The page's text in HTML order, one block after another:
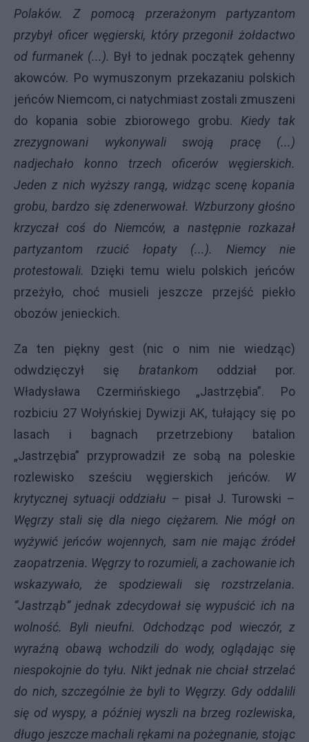
Polaków. Z pomocą przerażonym partyzantom
przybył oficer węgierski, który przegonił żołdactwo
od furmanek (...). Był to jednak początek gehenny
akowców. Po wymuszonym przekazaniu polskich
jeńców Niemcom, ci natychmiast zostali zmuszeni
do kopania sobie zbiorowego grobu. Kiedy tak
zrezygnowani wykonywali swoją pracę (...)
nadjechało konno trzech oficerów węgierskich.
Jeden z nich wyższy rangą, widząc scenę kopania
grobu, bardzo się zdenerwował. Wzburzony głośno
krzyczał coś do Niemców, a następnie rozkazał
partyzantom rzucić łopaty (...). Niemcy nie
protestowali.
Dzięki temu wielu polskich jeńców
przeżyło, choć musieli jeszcze przejść piekło
obozów jenieckich.
Za ten piękny gest (nic o nim nie wiedząc)
odwdzięczył się bratankom oddział por.
Władysława Czermińskiego „Jastrzębia”. Po
rozbiciu 27 Wołyńskiej Dywizji AK, tułający się po
lasach i bagnach przetrzebiony batalion
„Jastrzębia” przyprowadził ze sobą na poleskie
rozlewisko sześciu węgierskich jeńców. W
krytycznej sytuacji oddziału – pisał J. Turowski –
Węgrzy stali się dla niego ciężarem. Nie mógł on
wyżywić jeńców wojennych, sam nie mając źródeł
zaopatrzenia. Węgrzy to rozumieli, a zachowanie ich
wskazywało, że spodziewali się rozstrzelania.
“Jastrząb” jednak zdecydował się wypuścić ich na
wolność. Byli nieufni. Odchodząc pod wieczór, z
wyraźną obawą wchodzili do wody, oglądając się
niespokojnie do tyłu. Nikt jednak nie chciał strzelać
do nich, szczególnie że byli to Węgrzy. Gdy oddalili
się od wyspy, a później wyszli na brzeg rozlewiska,
długo jeszcze machali rękami na pożegnanie, stojąc